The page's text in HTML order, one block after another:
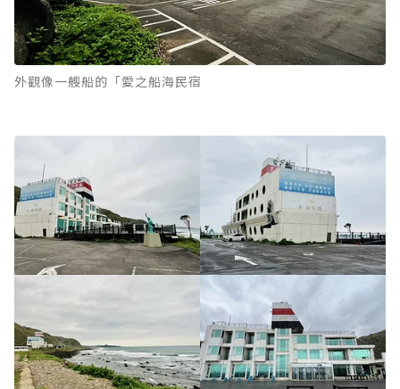
外觀像一艘船的「愛之船海民宿